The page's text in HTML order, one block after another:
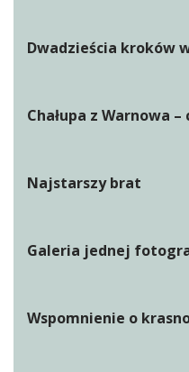
Dwadzieścia kroków
Chałupa z Warnowa –
Najstarszy brat
Galeria jednej
Wspomnienie o